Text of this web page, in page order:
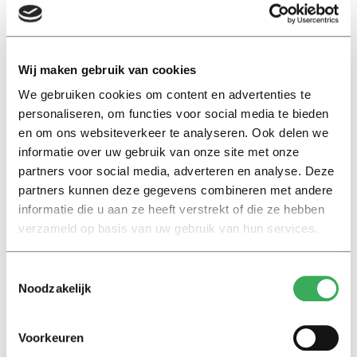
Wij maken gebruik van cookies
We gebruiken cookies om content en advertenties te
personaliseren, om functies voor social media te bieden
en om ons websiteverkeer te analyseren. Ook delen we
informatie over uw gebruik van onze site met onze
partners voor social media, adverteren en analyse. Deze
partners kunnen deze gegevens combineren met andere
informatie die u aan ze heeft verstrekt of die ze hebben
verzameld op basis van uw gebruik van hun services.
Noodzakelijk
Voorkeuren
Bruce: De tactiek is rustig opbouwen…
Bruce: … met een kleine piek in de middag, en dan een
grote piek in de avond.
Jeroen: Wil je de grote piek in de avond?
(Jeroen en Bruce moeten even op adem komen)
kinderen opvoeden. Het tweetal is daar duidelijk over:
streng maar rechtvaardig. Zo leert Jeroen ze om met
twee woorden te spreken. Een ‘oke’ of ‘ja’ tolereert hij
niet. Het is dus ‘Ja, papa’. Het is wel duidelijk: Bruce en